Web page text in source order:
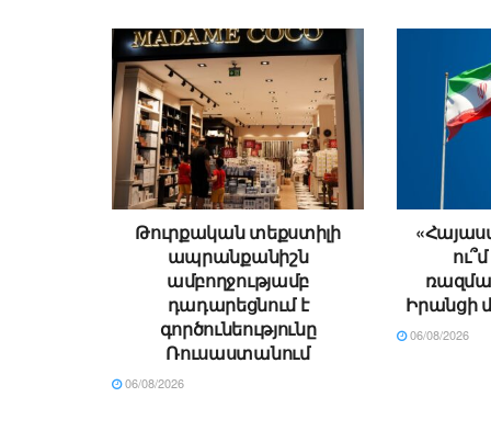
Թուրքական տեքստիլի
ապրանքանիշն
ամբողջությամբ
դադարեցնում է
գործունեությունը
Ռուսաստանում
06/08/2026
Իրանցի
06/08/2026